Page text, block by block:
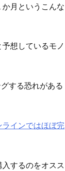
月というこんな
想しているモノ
する恐れがある
ラインではほぼ完
するのをオスス